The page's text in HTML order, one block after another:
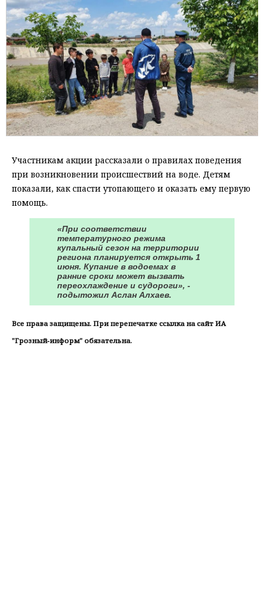
Участникам акции рассказали о правилах поведения
при возникновении происшествий на воде. Детям
показали, как спасти утопающего и оказать ему первую
помощь.
«При соответствии
температурного режима
купальный сезон на территории
региона планируется открыть 1
июня. Купание в водоемах в
ранние сроки может вызвать
переохлаждение и судороги», -
подытожил Аслан Алхаев.
Все права защищены. При перепечатке ссылка на сайт ИА
"Грозный-информ" обязательна.